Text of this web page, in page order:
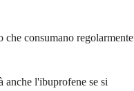
consumano regolarmente
anche l'ibuprofene se si